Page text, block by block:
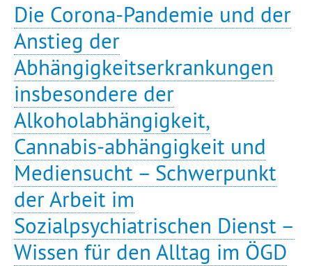
Die Corona-Pandemie und der
Anstieg der
Abhängigkeitserkrankungen
insbesondere der
Alkoholabhängigkeit,
Cannabis-abhängigkeit und
Mediensucht – Schwerpunkt
der Arbeit im
Sozialpsychiatrischen Dienst –
Wissen für den Alltag im ÖGD